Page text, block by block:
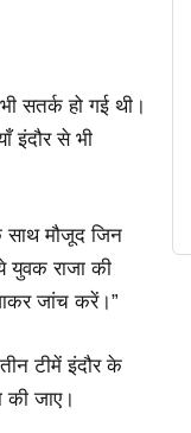
सतर्क हो गई थी।
इंदौर से भी
साथ मौजूद जिन
युवक राजा की
जांच करें।”
टीमें इंदौर के
की जाए।